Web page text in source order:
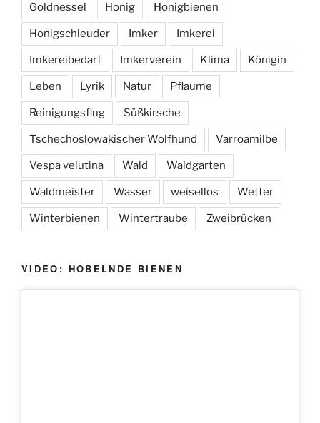
Goldnessel Honig Honigbienen
Honigschleuder Imker Imkerei
Imkereibedarf Imkerverein Klima Königin
Leben Lyrik Natur Pflaume
Reinigungsflug Süßkirsche
Tschechoslowakischer Wolfhund Varroamilbe
Vespa velutina Wald Waldgarten
Waldmeister Wasser weisellos Wetter
Winterbienen Wintertraube Zweibrücken
VIDEO: HOBELNDE BIENEN